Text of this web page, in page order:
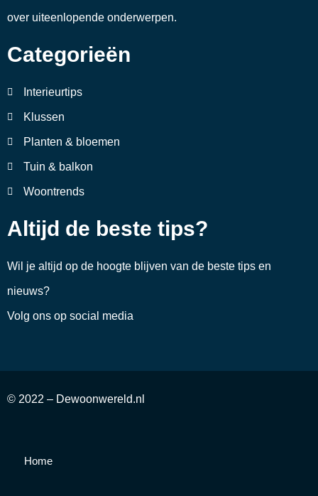
over uiteenlopende onderwerpen.
Categorieën
Interieurtips
Klussen
Planten & bloemen
Tuin & balkon
Woontrends
Altijd de beste tips?
Wil je altijd op de hoogte blijven van de beste tips en
nieuws?
Volg ons op social media
© 2022 – Dewoonwereld.nl
Home